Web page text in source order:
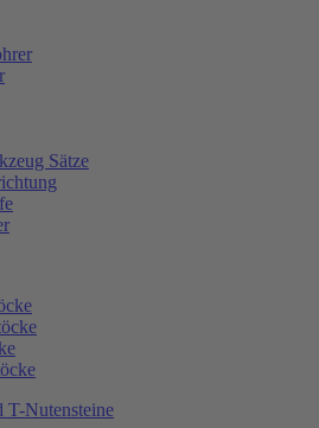
Sätze
T-Nutensteine